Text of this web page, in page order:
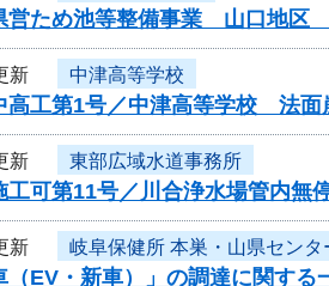
営ため池等整備事業 山口地
新 中津高等学校
高工第1号／中津高等学校 法面
新 東部広域水道事務所
工可第11号／川合浄水場管内無
新 岐阜保健所 本巣・山県センタ
（EV・新車）」の調達に関する